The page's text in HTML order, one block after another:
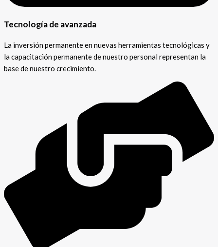
Tecnología de avanzada
La inversión permanente en nuevas herramientas tecnológicas y
la capacitación permanente de nuestro personal representan la
base de nuestro crecimiento.